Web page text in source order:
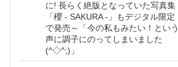
に! 長らく絶版となっていた写真集
「櫻 - SAKURA -」もデジタル限定
で発売～「今の私もみたい！という
声に調子にのってしまいました
(^◇^;)」